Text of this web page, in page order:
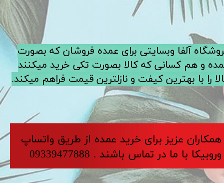
آلفا وبسایتی برای عمده فروشان که بصورت
و هم کسانی که کالا بصورت تکی خرید میکنند
را با بهترین کیفت و نازلترین قیمت فراهم میکند.
​​​همکاران عزیز برای خرید عمده از طریق واتساپ
وروبیکا با ما در تماس باشند . 09339477888